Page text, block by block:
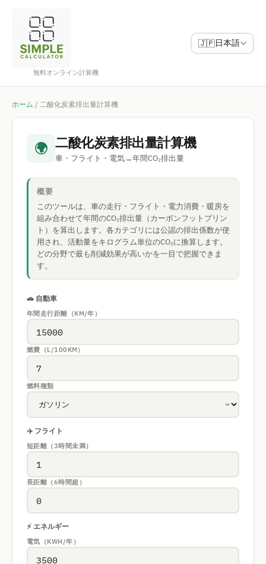
無料オンライン計算機
🇯🇵日本語
ホーム / 二酸化炭素排出量計算機
🌍 二酸化炭素排出量計算機
車・フライト・電気→年間CO₂排出量
概要
このツールは、車の走行・フライト・電力消費・暖房を
組み合わせて年間のCO₂排出量（カーボンフットプリン
ト）を算出します。各カテゴリには公認の排出係数が使
用され、活動量をキログラム単位のCO₂に換算します。
どの分野で最も削減効果が高いかを一目で把握できま
す。
🚗 自動車
年間走行距離（KM/年）
燃費（L/100KM）
燃料種類
✈️ フライト
短距離（3時間未満）
長距離（6時間超）
⚡ エネルギー
電気（KWH/年）